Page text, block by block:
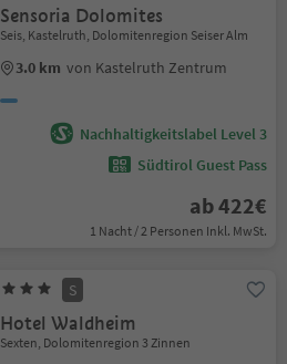
Sensoria Dolomites
Seis, Kastelruth, Dolomitenregion Seiser Alm
3.0 km von Kastelruth Zentrum
Nachhaltigkeitslabel Level 3
Südtirol Guest Pass
ab 422€
1 Nacht / 2 Personen Inkl. MwSt.
S
Hotel Waldheim
Sexten, Dolomitenregion 3 Zinnen